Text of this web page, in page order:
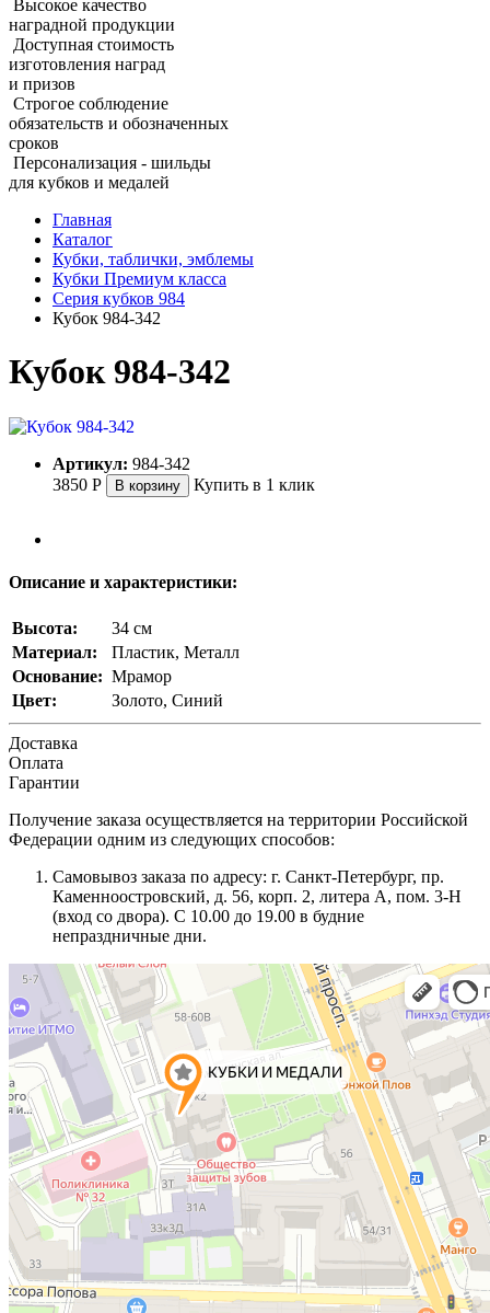
Высокое качество
наградной продукции
Доступная стоимость
изготовления наград
и призов
Строгое соблюдение
обязательств и обозначенных
сроков
Персонализация - шильды
для кубков и медалей
Главная
Каталог
Кубки, таблички, эмблемы
Кубки Премиум класса
Серия кубков 984
Кубок 984-342
Кубок 984-342
Артикул: 984-342
3850 Р В корзину Купить в 1 клик
Описание и характеристики:
Высота:
34 см
Материал:
Пластик, Металл
Основание: Мрамор
Цвет:
Золото, Синий
Доставка
Оплата
Гарантии
Получение заказа осуществляется на территории Российской
Федерации одним из следующих способов:
Самовывоз заказа по адресу: г. Санкт-Петербург, пр.
Каменноостровский, д. 56, корп. 2, литера А, пом. 3-Н
(вход со двора). С 10.00 до 19.00 в будние
непраздничные дни.